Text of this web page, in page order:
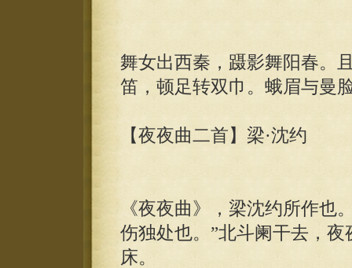
舞女出西秦，蹑影舞阳春。
笛，顿足转双巾。蛾眉与曼
【夜夜曲二首】梁·沈约
《夜夜曲》，梁沈约所作也
伤独处也。”北斗阑干去，
床。